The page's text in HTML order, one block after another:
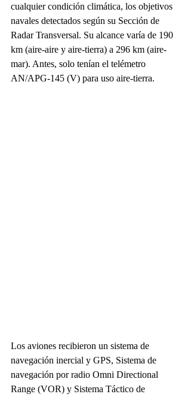
cualquier condición climática, los objetivos
navales detectados según su Sección de
Radar Transversal. Su alcance varía de 190
km (aire-aire y aire-tierra) a 296 km (aire-
mar). Antes, solo tenían el telémetro
AN/APG-145 (V) para uso aire-tierra.
Los aviones recibieron un sistema de
navegación inercial y GPS, Sistema de
navegación por radio Omni Directional
Range (VOR) y Sistema Táctico de